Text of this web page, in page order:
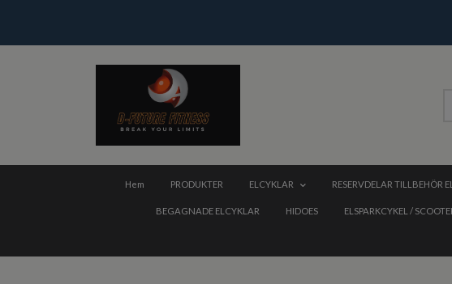
Hem PRODUKTER ELCYKLAR RESERVDELAR TILLBEHÖR
BEGAGNADE ELCYKLAR HIDOES ELSPARKCYKEL /